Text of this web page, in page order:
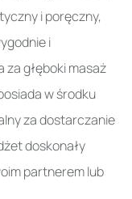
i poręczny,
i
głęboki masaż
w środku
za dostarczanie
doskonały
partnerem lub